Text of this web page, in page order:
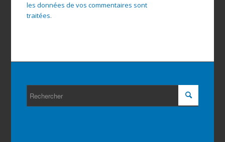
les données de vos commentaires sont
traitées.